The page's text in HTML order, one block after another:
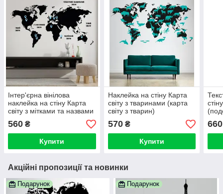
Інтер'єрна вінілова
наклейка на стіну Карта
світу з мітками та назвами
океанів
560 ₴
Купити
Наклейка на стіну Карта
світу з тваринами (карта
світу з тварин)
570₴
Купити
660
Акційні пропозиції та новинки
Подарунок Подарунок